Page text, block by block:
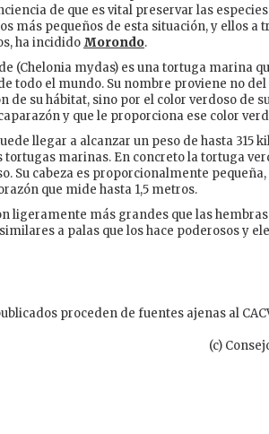
de que es vital preservar las
más pequeños de esta situación, y ellos a
ha incidido Morondo.
(Chelonia mydas) es una tortuga marina
todo el mundo. Su nombre proviene no
de su hábitat, sino por el color verdoso de
y que le proporciona ese color
llegar a alcanzar un peso de hasta 315
tortugas marinas. En concreto la tortuga
Su cabeza es proporcionalmente
que mide hasta 1,5 metros.
ligeramente más grandes que las
a palas que los hace poderosos y
proceden de fuentes ajenas al
(c)